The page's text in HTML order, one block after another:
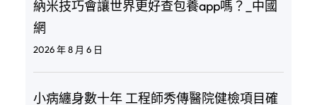
納米技巧會讓世界更好查包養app嗎？_中國
網
2026 年 8 月 6 日
小病纏身數十年 工程師秀傳醫院健檢項目確